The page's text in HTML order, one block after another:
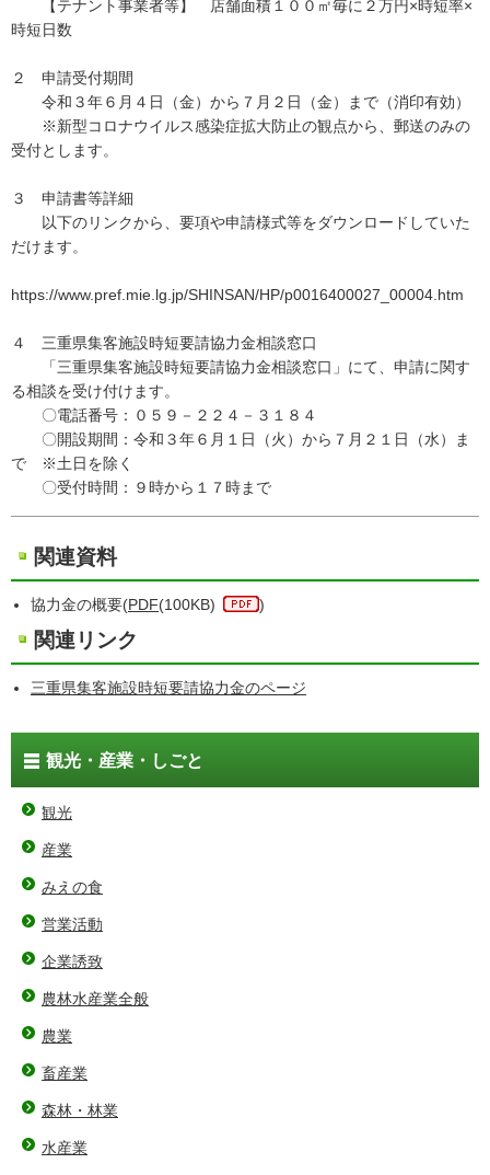
【テナント事業者等】 店舗面積１００㎡毎に２万円×時短率×
時短日数
２ 申請受付期間
令和３年６月４日（金）から７月２日（金）まで（消印有効）
※新型コロナウイルス感染症拡大防止の観点から、郵送のみの
受付とします。
３ 申請書等詳細
以下のリンクから、要項や申請様式等をダウンロードしていた
だけます。
https://www.pref.mie.lg.jp/SHINSAN/HP/p0016400027_00004.htm
４ 三重県集客施設時短要請協力金相談窓口
「三重県集客施設時短要請協力金相談窓口」にて、申請に関す
る相談を受け付けます。
〇電話番号：０５９－２２４－３１８４
〇開設期間：令和３年６月１日（火）から７月２１日（水）ま
で ※土日を除く
〇受付時間：９時から１７時まで
関連資料
協力金の概要(PDF(100KB) )
関連リンク
三重県集客施設時短要請協力金のページ
観光・産業・しごと
観光
産業
みえの食
営業活動
企業誘致
農林水産業全般
農業
畜産業
森林・林業
水産業